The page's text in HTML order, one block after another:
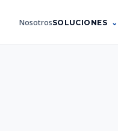
NosotrosSOLUCIONES